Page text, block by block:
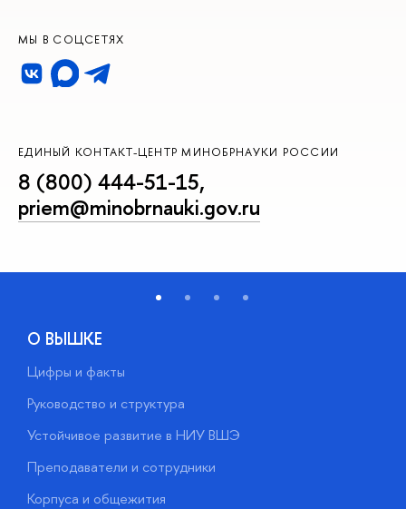
МЫ В СОЦСЕТЯХ
ЕДИНЫЙ КОНТАКТ-ЦЕНТР МИНОБРНАУКИ РОССИИ
8 (800) 444-51-15,
priem@minobrnauki.gov.ru
О ВЫШКЕ
Цифры и факты
Руководство и структура
Устойчивое развитие в НИУ ВШЭ
Преподаватели и сотрудники
Корпуса и общежития